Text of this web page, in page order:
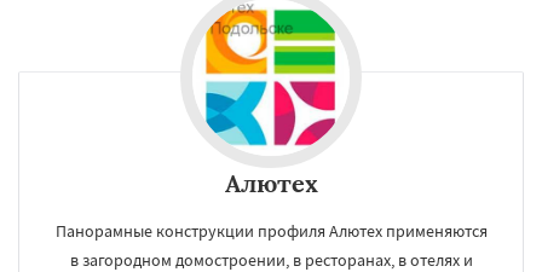
Алютех
Панорамные конструкции профиля Алютех применяются
в загородном домостроении, в ресторанах, в отелях и